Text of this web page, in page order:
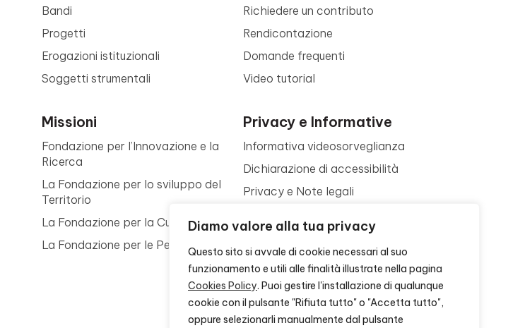
Diamo valore alla tua privacy
Questo sito si avvale di cookie necessari al suo
funzionamento e utili alle finalità illustrate nella pagina
Cookies Policy. Puoi gestire l'installazione di qualunque
cookie con il pulsante "Rifiuta tutto" o "Accetta tutto",
oppure selezionarli manualmente dal pulsante
Bandi
Progetti
Erogazioni istituzionali
Soggetti strumentali
Missioni
Fondazione per l’Innovazione e la
Ricerca
La Fondazione per lo sviluppo del
Territorio
La Fondazione per la Cultura
La Fondazione per le Persone
Richiedere un contributo
Rendicontazione
Domande frequenti
Video tutorial
Privacy e Informative
Informativa videosorveglianza
Dichiarazione di accessibilità
Privacy e Note legali
Contattaci